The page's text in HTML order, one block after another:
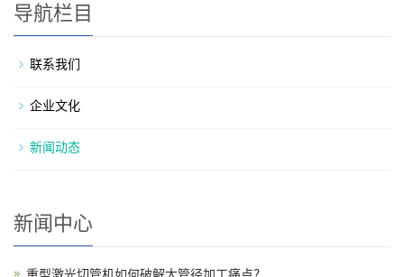
导航栏目
联系我们
企业文化
新闻动态
新闻中心